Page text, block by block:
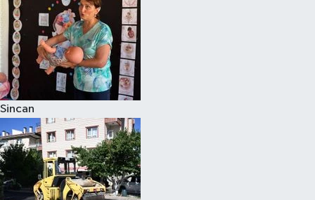
Sincan